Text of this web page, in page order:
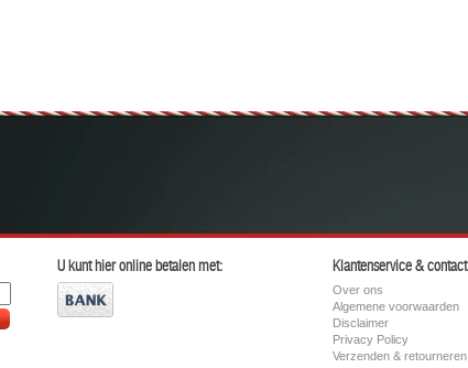
U kunt hier online betalen met: Klantenservice & contact
Over ons
Algemene voorwaarden
Disclaimer
Privacy Policy
Verzenden & retourneren